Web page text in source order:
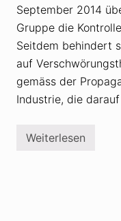
September 2014
Gruppe die
Seitdem behindert
auf
gemäss der
Industrie, die
J
Weiterlesen